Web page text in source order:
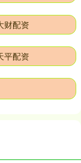
财配资
平配资